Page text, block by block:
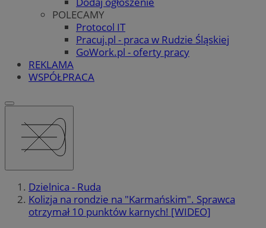
POLECAMY
Protocol IT
Pracuj.pl - praca w Rudzie Śląskiej
GoWork.pl - oferty pracy
REKLAMA
WSPÓŁPRACA
Dzielnica - Ruda
Kolizja na rondzie na "Karmańskim". Sprawca
otrzymał 10 punktów karnych! [WIDEO]